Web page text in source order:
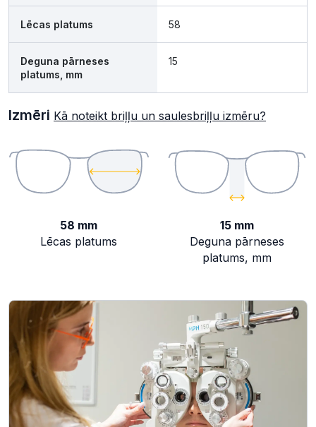
Lēcas platums 58
Deguna pārneses
platums, mm
15
Izmēri Kā noteikt briļļu un saulesbriļļu izmēru?
58 mm
Lēcas platums
15 mm
Deguna pārneses
platums, mm